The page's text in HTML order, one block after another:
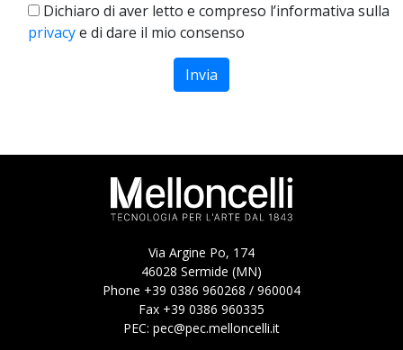
Dichiaro di aver letto e compreso l’informativa sulla
privacye di dare il mio consenso
Via Argine Po, 174
46028 Sermide (MN)
Phone +39 0386 960268 / 960004
Fax +39 0386 960335
PEC: pec@pec.melloncelli.it